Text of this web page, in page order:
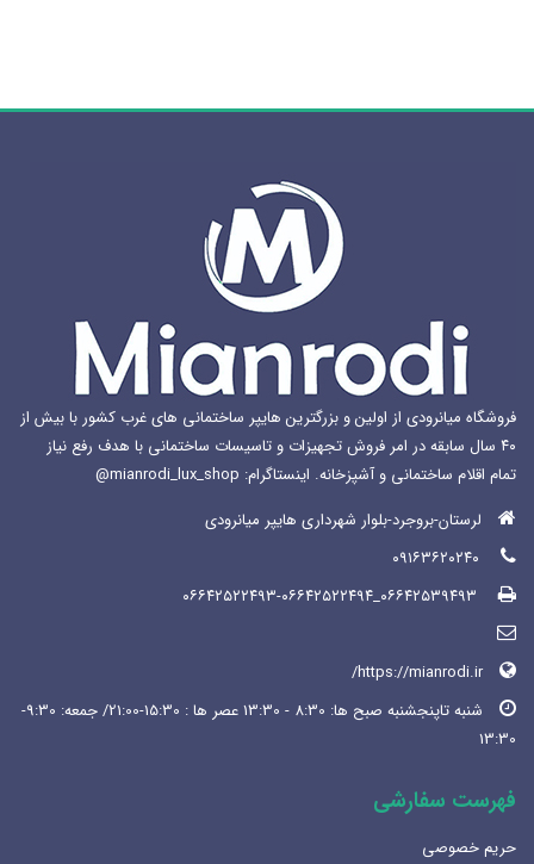
ممکن
صفحه
محصول
انتخاب
شوند
فروشگاه میانرودی از اولین و بزرگترین هایپر ساختمانی های غرب کشور با بیش از
۴۰ سال سابقه در امر فروش تجهیزات و تاسیسات ساختمانی با هدف رفع نیاز
تمام اقلام ساختمانی و آشپزخانه. اینستاگرام: mianrodi_lux_shop@
لرستان-بروجرد-بلوار شهرداری هایپر میانرودی
https://mianrodi.ir/
شنبه تاپنجشنبه صبح ها: 8:30 - 13:30 عصر ها : 15:30-21:00/ جمعه: 9:30-
13:30
فهرست سفارشی
حریم خصوصی